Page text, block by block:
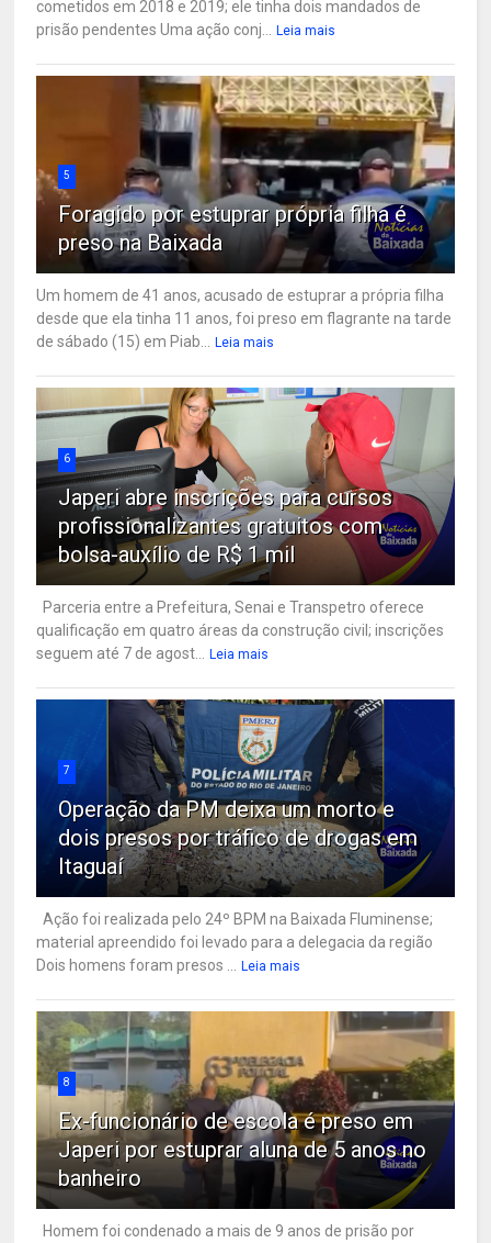
cometidos em 2018 e 2019; ele tinha dois mandados de
prisão pendentes Uma ação conj...
Leia mais
5
Foragido por estuprar própria filha é
preso na Baixada
Um homem de 41 anos, acusado de estuprar a própria filha
desde que ela tinha 11 anos, foi preso em flagrante na tarde
de sábado (15) em Piab...
Leia mais
6
Japeri abre inscrições para cursos
profissionalizantes gratuitos com
bolsa-auxílio de R$ 1 mil
Parceria entre a Prefeitura, Senai e Transpetro oferece
qualificação em quatro áreas da construção civil; inscrições
seguem até 7 de agost...
Leia mais
7
Operação da PM deixa um morto e
dois presos por tráfico de drogas em
Itaguaí
Ação foi realizada pelo 24º BPM na Baixada Fluminense;
material apreendido foi levado para a delegacia da região
Dois homens foram presos ...
Leia mais
8
Ex-funcionário de escola é preso em
Japeri por estuprar aluna de 5 anos no
banheiro
Homem foi condenado a mais de 9 anos de prisão por